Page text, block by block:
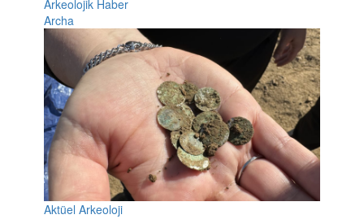
Arkeolojik Haber
Archa
Aktüel Arkeoloji